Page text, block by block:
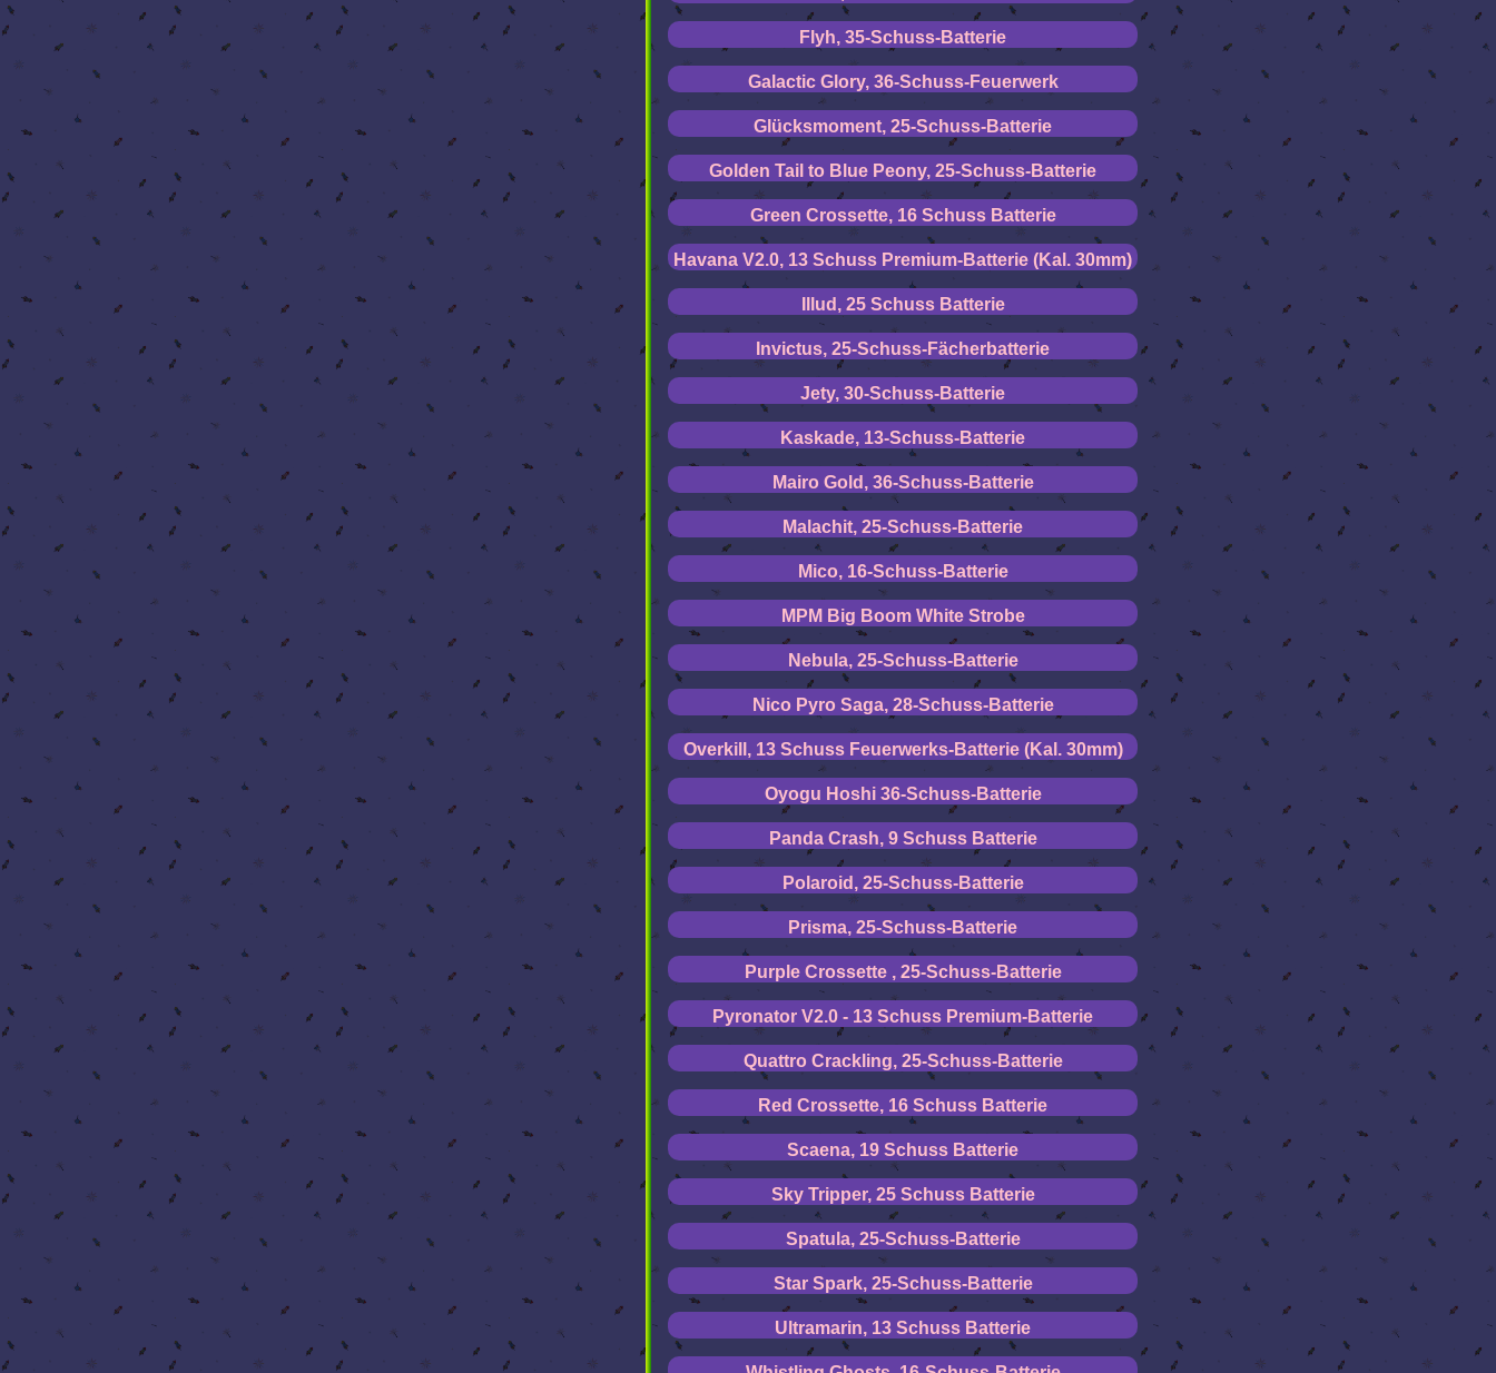
Flyh, 35-Schuss-Batterie
Galactic Glory, 36-Schuss-Feuerwerk
Glücksmoment, 25-Schuss-Batterie
Golden Tail to Blue Peony, 25-Schuss-Batterie
Green Crossette, 16 Schuss Batterie
Havana V2.0, 13 Schuss Premium-Batterie (Kal. 30mm)
Illud, 25 Schuss Batterie
Invictus, 25-Schuss-Fächerbatterie
Jety, 30-Schuss-Batterie
Kaskade, 13-Schuss-Batterie
Mairo Gold, 36-Schuss-Batterie
Malachit, 25-Schuss-Batterie
Mico, 16-Schuss-Batterie
MPM Big Boom White Strobe
Nebula, 25-Schuss-Batterie
Nico Pyro Saga, 28-Schuss-Batterie
Overkill, 13 Schuss Feuerwerks-Batterie (Kal. 30mm)
Oyogu Hoshi 36-Schuss-Batterie
Panda Crash, 9 Schuss Batterie
Polaroid, 25-Schuss-Batterie
Prisma, 25-Schuss-Batterie
Purple Crossette , 25-Schuss-Batterie
Pyronator V2.0 - 13 Schuss Premium-Batterie
Quattro Crackling, 25-Schuss-Batterie
Red Crossette, 16 Schuss Batterie
Scaena, 19 Schuss Batterie
Sky Tripper, 25 Schuss Batterie
Spatula, 25-Schuss-Batterie
Star Spark, 25-Schuss-Batterie
Ultramarin, 13 Schuss Batterie